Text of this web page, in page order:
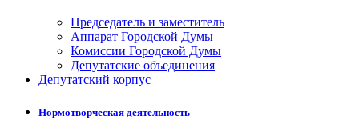
Председатель и заместитель
Аппарат Городской Думы
Комиссии Городской Думы
Депутатские объединения
Депутатский корпус
Нормотворческая деятельность